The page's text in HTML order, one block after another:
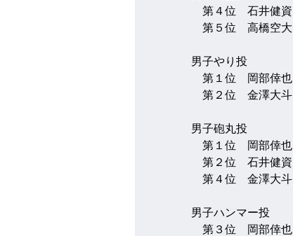
第４位　石井健資
第５位　高橋空大
男子やり投
第１位　岡部倖也
第２位　金澤大斗
男子砲丸投
第１位　岡部倖也
第２位　石井健資
第４位　金澤大斗
男子ハンマー投
第３位　岡部倖也